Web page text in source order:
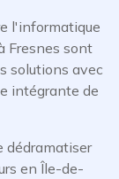
l'informatique
Fresnes sont
solutions avec
intégrante de
dédramatiser
en Île-de-